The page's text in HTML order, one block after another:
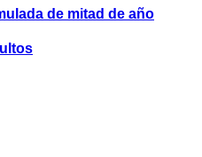
de mitad de año